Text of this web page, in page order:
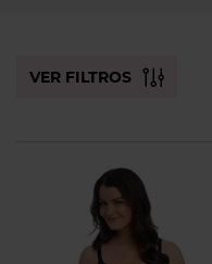
VER FILTROS